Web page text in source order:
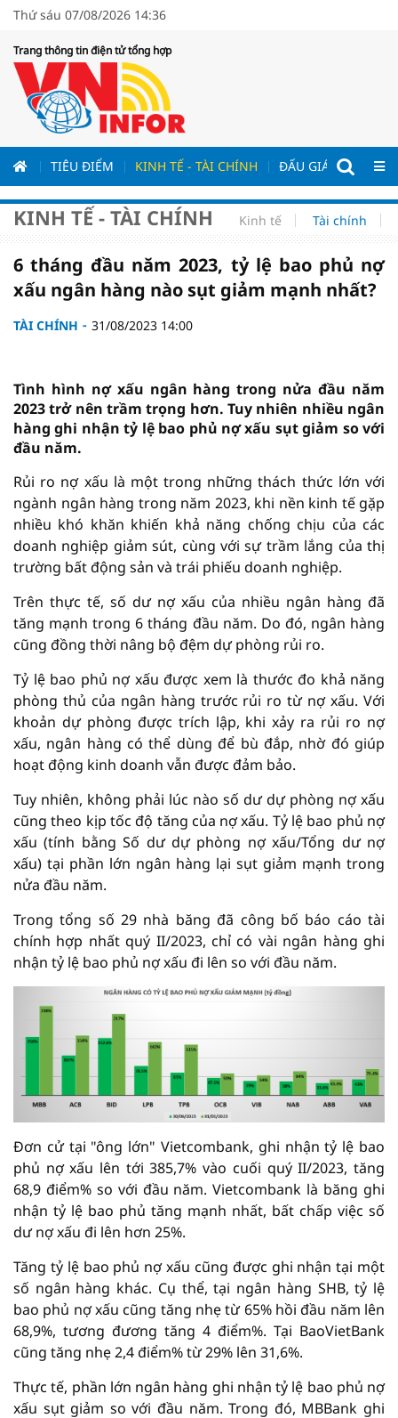
Thứ sáu 07/08/2026 14:36
Trang thông tin điện tử tổng hợp
TIÊU ĐIỂM KINH TẾ - TÀI CHÍNH ĐẤU GIÁ - ĐẤU
KINH TẾ - TÀI CHÍNH Kinh tế Tài chính
6 tháng đầu năm 2023, tỷ lệ bao phủ nợ
xấu ngân hàng nào sụt giảm mạnh nhất?
TÀI CHÍNH 31/08/2023 14:00
Tình hình nợ xấu ngân hàng trong nửa đầu năm
2023 trở nên trầm trọng hơn. Tuy nhiên nhiều ngân
hàng ghi nhận tỷ lệ bao phủ nợ xấu sụt giảm so với
đầu năm.
Rủi ro nợ xấu là một trong những thách thức lớn với
ngành ngân hàng trong năm 2023, khi nền kinh tế gặp
nhiều khó khăn khiến khả năng chống chịu của các
doanh nghiệp giảm sút, cùng với sự trầm lắng của thị
trường bất động sản và trái phiếu doanh nghiệp.
Trên thực tế, số dư nợ xấu của nhiều ngân hàng đã
tăng mạnh trong 6 tháng đầu năm. Do đó, ngân hàng
cũng đồng thời nâng bộ đệm dự phòng rủi ro.
Tỷ lệ bao phủ nợ xấu được xem là thước đo khả năng
phòng thủ của ngân hàng trước rủi ro từ nợ xấu. Với
khoản dự phòng được trích lập, khi xảy ra rủi ro nợ
xấu, ngân hàng có thể dùng để bù đắp, nhờ đó giúp
hoạt động kinh doanh vẫn được đảm bảo.
Tuy nhiên, không phải lúc nào số dư dự phòng nợ xấu
cũng theo kịp tốc độ tăng của nợ xấu. Tỷ lệ bao phủ nợ
xấu (tính bằng Số dư dự phòng nợ xấu/Tổng dư nợ
xấu) tại phần lớn ngân hàng lại sụt giảm mạnh trong
nửa đầu năm.
Trong tổng số 29 nhà băng đã công bố báo cáo tài
chính hợp nhất quý II/2023, chỉ có vài ngân hàng ghi
nhận tỷ lệ bao phủ nợ xấu đi lên so với đầu năm.
Đơn cử tại "ông lớn" Vietcombank, ghi nhận tỷ lệ bao
phủ nợ xấu lên tới 385,7% vào cuối quý II/2023, tăng
68,9 điểm% so với đầu năm. Vietcombank là băng ghi
nhận tỷ lệ bao phủ tăng mạnh nhất, bất chấp việc số
dư nợ xấu đi lên hơn 25%.
Tăng tỷ lệ bao phủ nợ xấu cũng được ghi nhận tại một
số ngân hàng khác. Cụ thể, tại ngân hàng SHB, tỷ lệ
bao phủ nợ xấu cũng tăng nhẹ từ 65% hồi đầu năm lên
68,9%, tương đương tăng 4 điểm%. Tại BaoVietBank
cũng tăng nhẹ 2,4 điểm% từ 29% lên 31,6%.
Thực tế, phần lớn ngân hàng ghi nhận tỷ lệ bao phủ nợ
xấu sụt giảm so với đầu năm. Trong đó, MBBank ghi